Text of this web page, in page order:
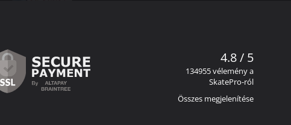
4.8 / 5
134955 vélemény a
SkatePro-ról
Összes megjelenítése